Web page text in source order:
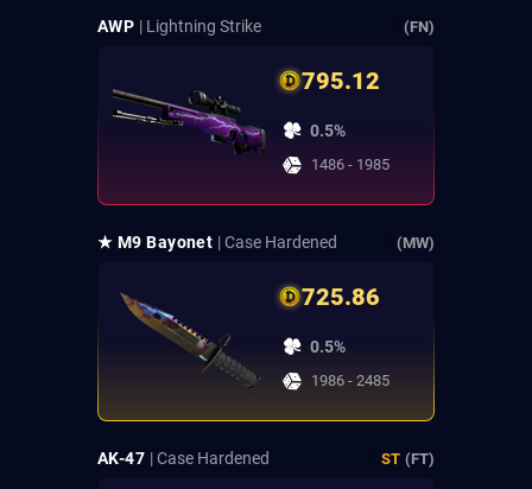
AWP | Lightning Strike (FN)
795.12
0.5%
1486 - 1985
★ M9 Bayonet | Case Hardened (MW)
725.86
0.5%
1986 - 2485
AK-47 | Case Hardened ST (FT)